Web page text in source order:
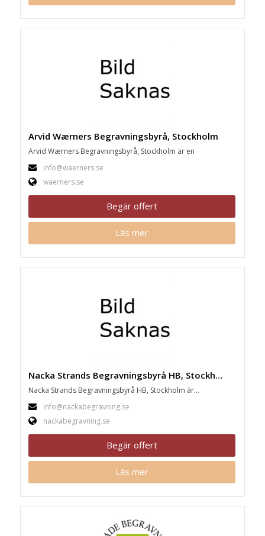
Arvid Wærners Begravningsbyrå, Stockholm
Arvid Wærners Begravningsbyrå, Stockholm är en
info@waerners.se
waerners.se
Begär offert
Läs mer
Nacka Strands Begravningsbyrå HB, Stockholm
Nacka Strands Begravningsbyrå HB, Stockholm är...
info@nackabegravning.se
nackabegravning.se
Begär offert
Läs mer